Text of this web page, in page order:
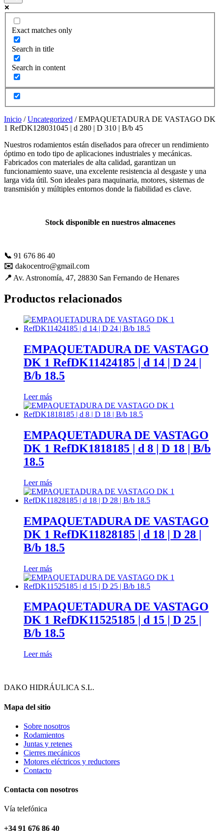
Exact matches only
Search in title
Search in content
Inicio /Uncategorized / EMPAQUETADURA DE VASTAGO DK
1 RefDK128031045 | d 280 | D 310 | B/b 45
Nuestros rodamientos están diseñados para ofrecer un rendimiento
óptimo en todo tipo de aplicaciones industriales y mecánicas.
Fabricados con materiales de alta calidad, garantizan un
funcionamiento suave, una excelente resistencia al desgaste y una
larga vida útil. Son ideales para maquinaria, motores, sistemas de
transmisión y múltiples entornos donde la fiabilidad es clave.
Stock disponible en nuestros almacenes
📞 91 676 86 40
✉️ dakocentro@gmail.com
📍 Av. Astronomía, 47, 28830 San Fernando de Henares
Productos relacionados
EMPAQUETADURA DE VASTAGO
DK 1 RefDK11424185 | d 14 | D 24 |
B/b 18.5
Leer más
EMPAQUETADURA DE VASTAGO
DK 1 RefDK1818185 | d 8 | D 18 | B/b
18.5
Leer más
EMPAQUETADURA DE VASTAGO
DK 1 RefDK11828185 | d 18 | D 28 |
B/b 18.5
Leer más
EMPAQUETADURA DE VASTAGO
DK 1 RefDK11525185 | d 15 | D 25 |
B/b 18.5
Leer más
DAKO HIDRÁULICA S.L.
Mapa del sitio
Sobre nosotros
Rodamientos
Juntas y retenes
Cierres mecánicos
Motores eléctricos y reductores
Contacto
Contacta con nosotros
Vía telefónica
+34 91 676 86 40
Estadísticas
Para que
podamos
mejorar la
funcionalidad
y estructura
de la web,
utilizaremos
las
estadísticas
de uso en la
web. Así
interesa más
de lo que
ofrecemos y
cómo poder
mejorar con
tu ayuda.
Experiencia
mejor posible
durante tu
visita. Es una
guía para
disfrutar del
nuestra página.
Si rechaza estas
algunas
funcionalidades
desaparecerán
de la web. Si
las aceptas, nos
ayuda.
Marketing
Al compartir
tus intereses y
comportamiento
mientras visitas
aumentas la
posibilidad de
ver contenido y
personalizados.
Así verás lo que
realmente te
interesa.